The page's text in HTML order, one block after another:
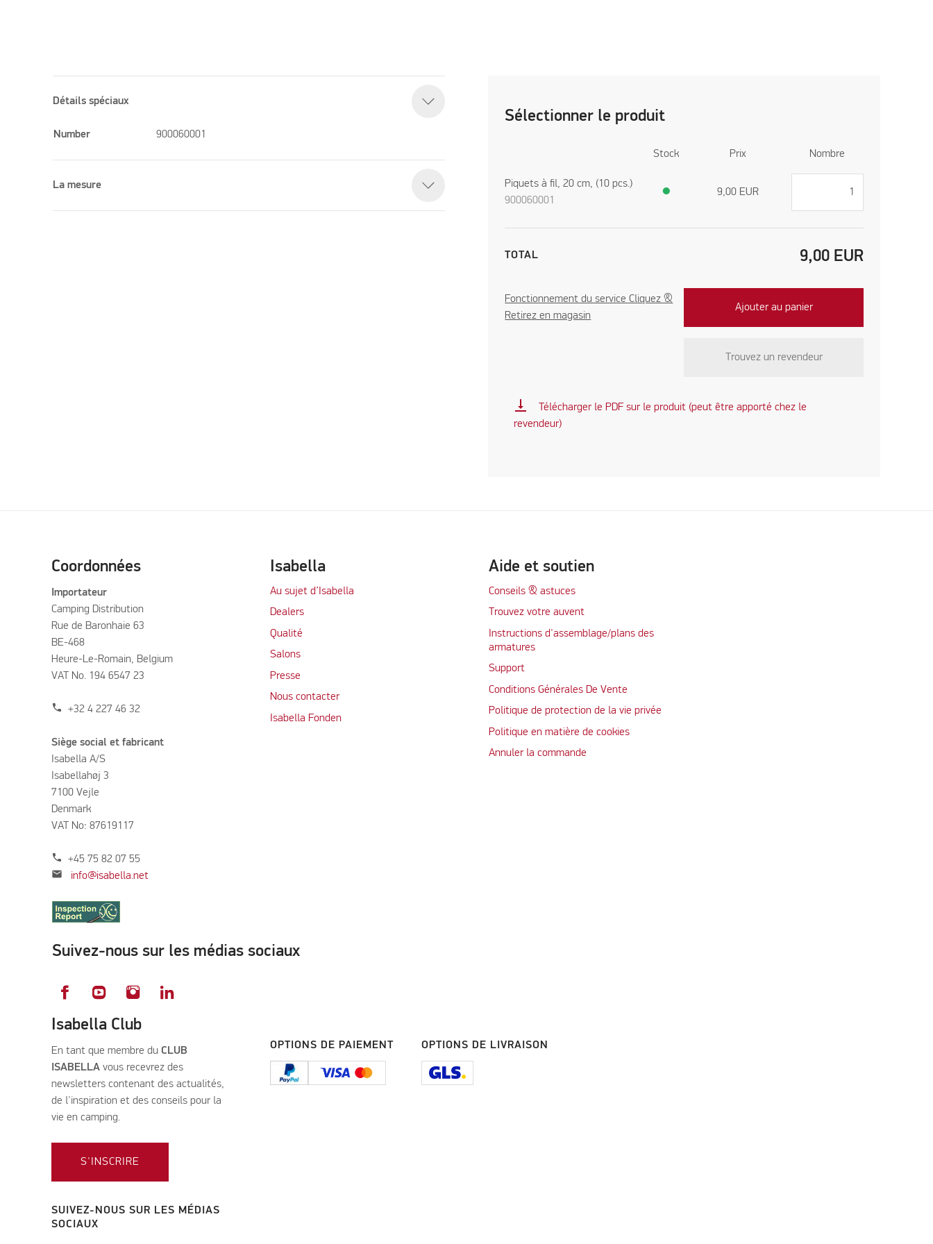
Sélectionner le produit
Stock Prix Nombre
Piquets à fil, 20 cm, (10 pcs.)
900060001
● 9,00 EUR
TOTAL 9,00 EUR
Fonctionnement du service Cliquez &
Retirez en magasin
Ajouter au panier
Trouvez un revendeur
vertical_align_bottom
Télécharger le PDF sur le produit (peut être apporté chez le
revendeur)
Détails spéciaux
Number 900060001
La mesure
Coordonnées
Importateur
Camping Distribution
Rue de Baronhaie 63
BE-468
Heure-Le-Romain, Belgium
VAT No. 194 6547 23
phone +32 4 227 46 32
Siège social et fabricant
Isabella A/S
Isabellahøj 3
7100 Vejle
Denmark
VAT No: 87619117
phone +45 75 82 07 55
mail info@isabella.net
Isabella
Au sujet d’Isabella
Dealers
Qualité
Salons
Presse
Nous contacter
Isabella Fonden
Aide et soutien
Conseils & astuces
Trouvez votre auvent
Instructions d'assemblage/plans des
armatures
Support
Conditions Générales De Vente
Politique de protection de la vie privée
Politique en matière de cookies
Annuler la commande
Suivez-nous sur les médias sociaux
Isabella Club
En tant que membre du CLUB
ISABELLA vous recevrez des
newsletters contenant des actualités,
de l'inspiration et des conseils pour la
vie en camping.
S'INSCRIRE
SUIVEZ-NOUS SUR LES MÉDIAS
SOCIAUX
OPTIONS DE PAIEMENT OPTIONS DE LIVRAISON